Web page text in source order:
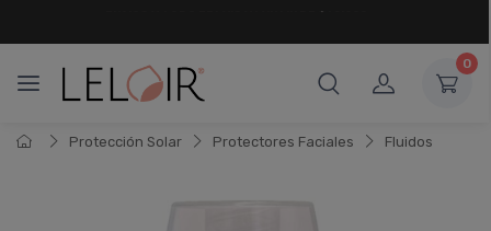
0
Protección Solar Protectores Faciales Fluidos